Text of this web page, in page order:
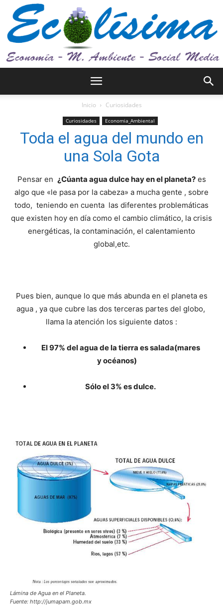
Medio
ambiente
Inicio Curiosidades
Curiosidades Economia_Ambiental
Toda el agua del mundo en
una Sola Gota
Pensar en ¿Cúanta agua dulce hay en el planeta?es
algo que «le pasa por la cabeza» a mucha gente , sobre
todo, teniendo en cuenta las diferentes problemáticas
que existen hoy en día como el cambio climático, la crisis
energéticas, la contaminación, el calentamiento
global,etc.
Pues bien, aunque lo que más abunda en el planeta es
agua , ya que cubre las dos terceras partes del globo,
llama la atención los siguiente datos :
El 97% del agua de la tierra es salada(mares
y océanos)
Sólo el 3% es dulce.
Lámina de Agua en el Planeta.
Fuente: http://jumapam.gob.mx